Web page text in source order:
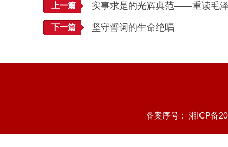
上一篇 实事求是的光辉典范——重读毛
下一篇 坚守誓词的生命绝唱
备案序号： 湘ICP备